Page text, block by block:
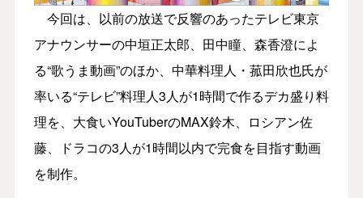
今回は、以前の放送で反響のあったテレビ東京
アナウンサーの中垣正太郎、田中瞳、森香澄によ
る“歌うま動画”のほか、中華料理人・菰田欣也氏が
率いる“テレビ”料理人3人が1時間で作るデカ盛り料
理を、大食いYouTuberのMAX鈴木、ロシアン佐
藤、ドラコの3人が1時間以内で完食を目指す動画
を制作。